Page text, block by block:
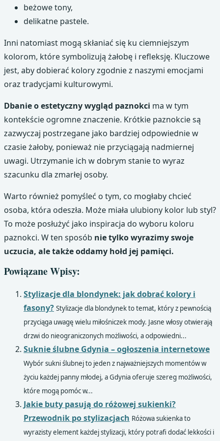
beżowe tony,
delikatne pastele.
Inni natomiast mogą skłaniać się ku ciemniejszym
kolorom, które symbolizują żałobę i refleksję. Kluczowe
jest, aby dobierać kolory zgodnie z naszymi emocjami
oraz tradycjami kulturowymi.
Dbanie o estetyczny wygląd paznokci ma w tym
kontekście ogromne znaczenie. Krótkie paznokcie są
zazwyczaj postrzegane jako bardziej odpowiednie w
czasie żałoby, ponieważ nie przyciągają nadmiernej
uwagi. Utrzymanie ich w dobrym stanie to wyraz
szacunku dla zmarłej osoby.
Warto również pomyśleć o tym, co mogłaby chcieć
osoba, która odeszła. Może miała ulubiony kolor lub styl?
To może posłużyć jako inspiracja do wyboru koloru
paznokci. W ten sposób nie tylko wyrazimy swoje
uczucia, ale także oddamy hołd jej pamięci.
Powiązane Wpisy:
Stylizacje dla blondynek: jak dobrać kolory i
fasony? Stylizacje dla blondynek to temat, który z pewnością
przyciąga uwagę wielu miłośniczek mody. Jasne włosy otwierają
drzwi do nieograniczonych możliwości, a odpowiedni...
Suknie ślubne Gdynia – ogłoszenia internetowe
Wybór sukni ślubnej to jeden z najważniejszych momentów w
życiu każdej panny młodej, a Gdynia oferuje szereg możliwości,
które mogą pomóc w...
Jakie buty pasują do różowej sukienki?
Przewodnik po stylizacjach Różowa sukienka to
wyrazisty element każdej stylizacji, który potrafi dodać lekkości i